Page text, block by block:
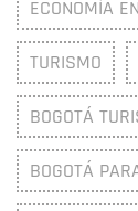
ECONOMÍA
TURISMO
BOGOTÁ
BOGOTÁ